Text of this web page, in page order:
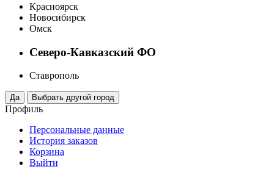
Красноярск
Новосибирск
Омск
Северо-Кавказский ФО
Ставрополь
Профиль
Персональные данные
История заказов
Корзина
Выйти